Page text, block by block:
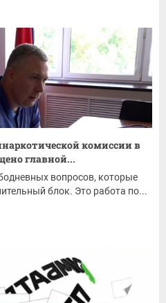
комиссии в
главной...
вопросов, которые
блок. Это работа по...